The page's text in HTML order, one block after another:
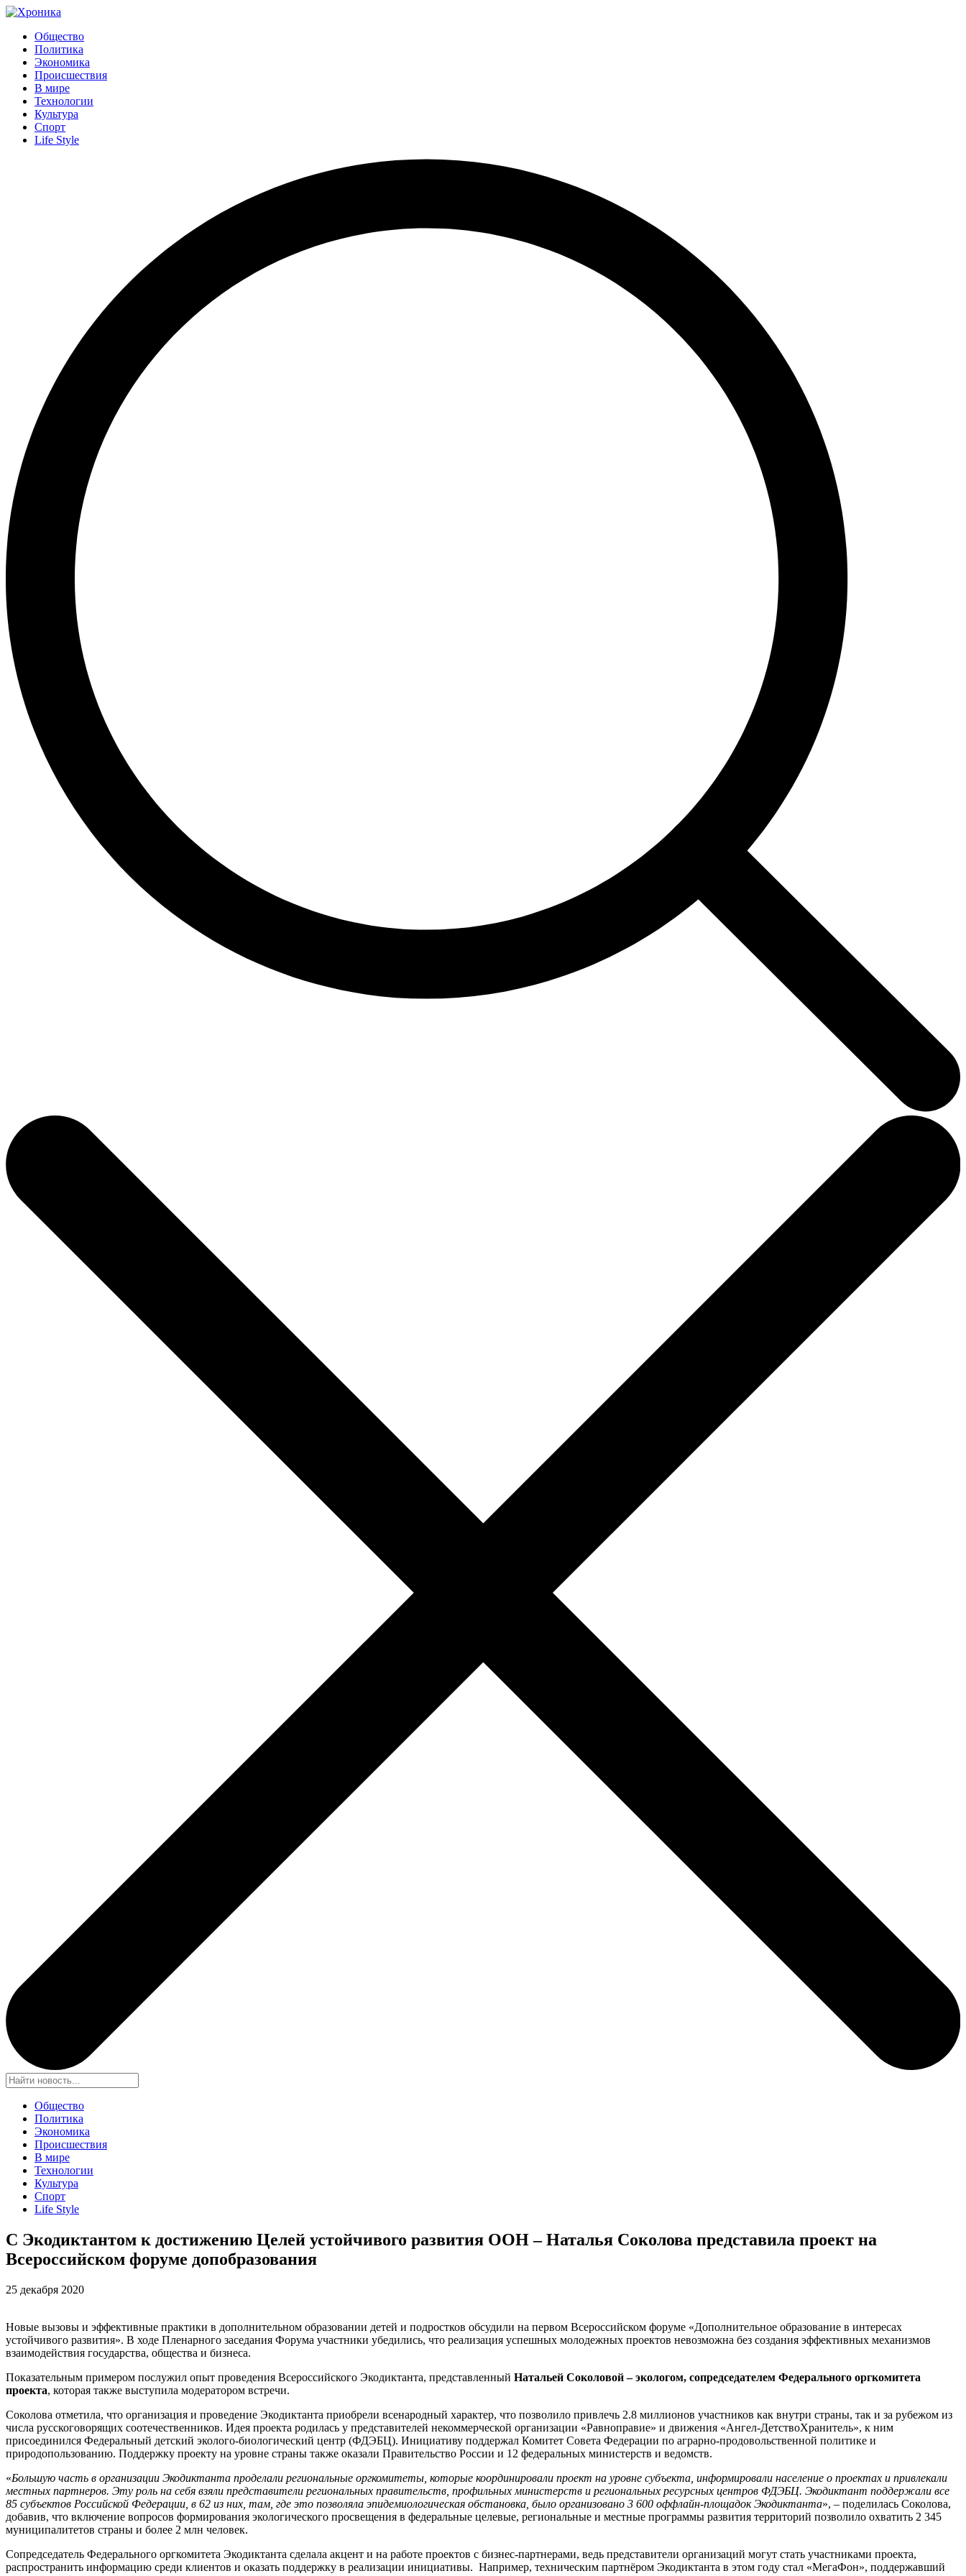
Общество
Политика
Экономика
Происшествия
В мире
Технологии
Культура
Спорт
Life Style
Общество
Политика
Экономика
Происшествия
В мире
Технологии
Культура
Спорт
Life Style
С Экодиктантом к достижению Целей устойчивого развития ООН – Наталья Соколова представила проект на
Всероссийском форуме допобразования
25 декабря 2020
Новые вызовы и эффективные практики в дополнительном образовании детей и подростков обсудили на первом Всероссийском форуме «Дополнительное образование в интересах
устойчивого развития». В ходе Пленарного заседания Форума участники убедились, что реализация успешных молодежных проектов невозможна без создания эффективных механизмов
взаимодействия государства, общества и бизнеса.
Показательным примером послужил опыт проведения Всероссийского Экодиктанта, представленный Натальей Соколовой – экологом, сопредседателем Федерального оргкомитета
проекта, которая также выступила модератором встречи.
Соколова отметила, что организация и проведение Экодиктанта приобрели всенародный характер, что позволило привлечь 2.8 миллионов участников как внутри страны, так и за рубежом из
числа русскоговорящих соотечественников. Идея проекта родилась у представителей некоммерческой организации «Равноправие» и движения «Ангел-ДетствоХранитель», к ним
присоединился Федеральный детский эколого-биологический центр (ФДЭБЦ). Инициативу поддержал Комитет Совета Федерации по аграрно-продовольственной политике и
природопользованию. Поддержку проекту на уровне страны также оказали Правительство России и 12 федеральных министерств и ведомств.
«Большую часть в организации Экодиктанта проделали региональные оргкомитеты, которые координировали проект на уровне субъекта, информировали население о проектах и привлекали
местных партнеров. Эту роль на себя взяли представители региональных правительств, профильных министерств и региональных ресурсных центров ФДЭБЦ. Экодиктант поддержали все
85 субъектов Российской Федерации, в 62 из них, там, где это позволяла эпидемиологическая обстановка, было организовано 3 600 оффлайн-площадок Экодиктанта», – поделилась Соколова,
добавив, что включение вопросов формирования экологического просвещения в федеральные целевые, региональные и местные программы развития территорий позволило охватить 2 345
муниципалитетов страны и более 2 млн человек.
Сопредседатель Федерального оргкомитета Экодиктанта сделала акцент и на работе проектов с бизнес-партнерами, ведь представители организаций могут стать участниками проекта,
распространить информацию среди клиентов и оказать поддержку в реализации инициативы. Например, техническим партнёром Экодиктанта в этом году стал «МегаФон», поддержавший